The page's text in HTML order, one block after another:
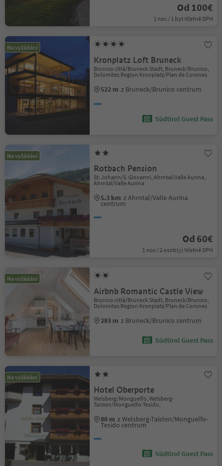
Od 100€
1 noc / 1 byt Včetně DPH
Na vyžádání
Kronplatz Loft Bruneck
Brunico città/Bruneck Stadt, Bruneck/Brunico,
Dolomites Region Kronplatz/Plan de Corones
522 m z Bruneck/Brunico centrum
Südtirol Guest Pass
Na vyžádání
Rotbach Pension
St. Johann/S. Giovanni, Ahrntal/Valle Aurina,
Ahrntal/Valle Aurina
5.3 km z Ahrntal/Valle Aurina
centrum
Od 60€
1 noc / 2 osob(y) Včetně DPH
Na vyžádání
Airbnb Romantic Castle View
Brunico città/Bruneck Stadt, Bruneck/Brunico,
Dolomites Region Kronplatz/Plan de Corones
283 m z Bruneck/Brunico centrum
Südtirol Guest Pass
Na vyžádání
Hotel Oberporte
Welsberg/Monguelfo, Welsberg-
Taisten/Monguelfo-Tesido,
80 m z Welsberg-Taisten/Monguelfo-
Tesido centrum
Südtirol Guest Pass